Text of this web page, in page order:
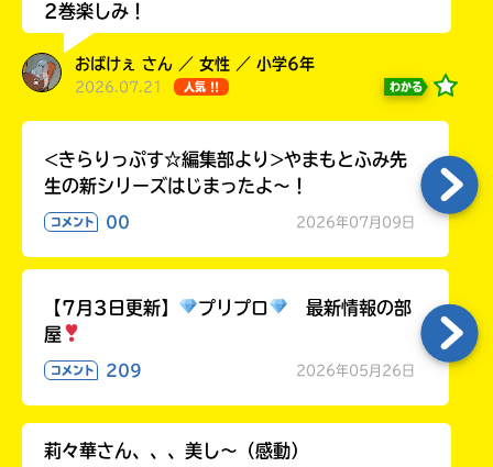
2巻楽しみ！
おばけぇ さん ／ 女性 ／ 小学6年
2026.07.21 人気 !! わかる
<きらりっぷす☆編集部より>やまもとふみ先
生の新シリーズはじまったよ～！
コメント 00 2026年07月09日
【7月3日更新】 プリプロ
最新情報の部
屋
コメント 209 2026年05月26日
莉々華さん、、、美し〜（感動）
い
い
容
エ
の
で、
認